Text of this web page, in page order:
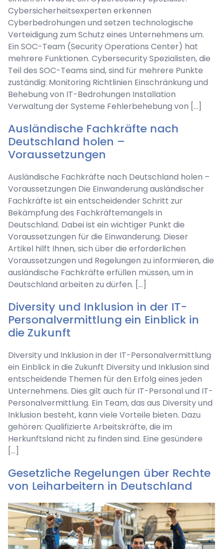
Cybersicherheitsexperten erkennen
Cyberbedrohungen und setzen technologische
Verteidigung zum Schutz eines Unternehmens um.
Ein SOC-Team (Security Operations Center) hat
mehrere Funktionen. Cybersecurity Spezialisten, die
Teil des SOC-Teams sind, sind für mehrere Punkte
zuständig: Monitoring Richtlinien Einschränkung und
Behebung von IT-Bedrohungen Installation
Verwaltung der Systeme Fehlerbehebung von […]
Ausländische Fachkräfte nach
Deutschland holen –
Voraussetzungen
Ausländische Fachkräfte nach Deutschland holen –
Voraussetzungen Die Einwanderung ausländischer
Fachkräfte ist ein entscheidender Schritt zur
Bekämpfung des Fachkräftemangels in
Deutschland. Dabei ist ein wichtiger Punkt die
Voraussetzungen für die Einwanderung. Dieser
Artikel hilft Ihnen, sich über die erforderlichen
Voraussetzungen und Regelungen zu informieren, die
ausländische Fachkräfte erfüllen müssen, um in
Deutschland arbeiten zu dürfen. […]
Diversity und Inklusion in der IT-
Personalvermittlung ein Einblick in
die Zukunft
Diversity und Inklusion in der IT-Personalvermittlung
ein Einblick in die Zukunft Diversity und Inklusion sind
entscheidende Themen für den Erfolg eines jeden
Unternehmens. Dies gilt auch für IT-Personal und IT-
Personalvermittlung. Ein Team, das aus Diversity und
Inklusion besteht, kann viele Vorteile bieten. Dazu
gehören: Qualifizierte Arbeitskräfte, die im
Herkunftsland nicht zu finden sind. Eine gesündere
[…]
Gesetzliche Regelungen über Rechte
von Leiharbeitern in Deutschland